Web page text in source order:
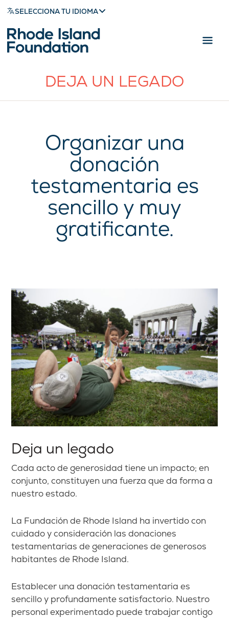
SELECCIONA TU IDIOMA
DEJA UN LEGADO
Organizar una
donación
testamentaria es
sencillo y muy
gratificante.
Deja un legado
Cada acto de generosidad tiene un impacto; en
conjunto, constituyen una fuerza que da forma a
nuestro estado.
La Fundación de Rhode Island ha invertido con
cuidado y consideración las donaciones
testamentarias de generaciones de generosos
habitantes de Rhode Island.
Establecer una donación testamentaria es
sencillo y profundamente satisfactorio. Nuestro
personal experimentado puede trabajar contigo